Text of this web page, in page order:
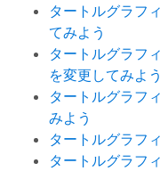
タートルグラフ
てみよう
タートルグラフ
を変更してみよう
タートルグラフ
みよう
タートルグラフ
タートルグラフ